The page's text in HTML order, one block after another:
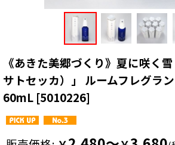
《あきた美郷づくり》夏に咲く
サトセッカ）」 ルームフレグラ
60mL [5010226]